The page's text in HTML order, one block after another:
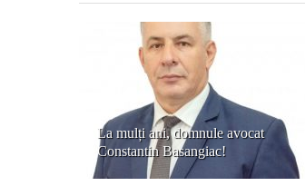
La mulți ani, domnule avocat
Constantin Basangiac!